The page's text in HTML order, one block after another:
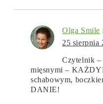
Olga Smile
25 sierpnia
Czytelnik –
mięsnymi –
schabowym,
DANIE!